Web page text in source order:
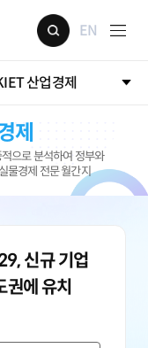
EN
산업경제
제
으로 분석하여 정부와
물경제 전문 월간지
신규 기업
에 유치